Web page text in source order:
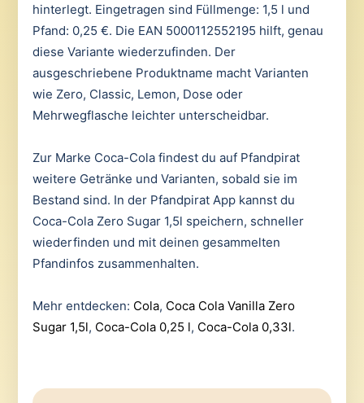
hinterlegt. Eingetragen sind Füllmenge: 1,5 l und
Pfand: 0,25 €. Die EAN 5000112552195 hilft, genau
diese Variante wiederzufinden. Der
ausgeschriebene Produktname macht Varianten
wie Zero, Classic, Lemon, Dose oder
Mehrwegflasche leichter unterscheidbar.
Zur Marke Coca-Cola findest du auf Pfandpirat
weitere Getränke und Varianten, sobald sie im
Bestand sind. In der Pfandpirat App kannst du
Coca-Cola Zero Sugar 1,5l speichern, schneller
wiederfinden und mit deinen gesammelten
Pfandinfos zusammenhalten.
Mehr entdecken: Cola, Coca Cola Vanilla Zero
Sugar 1,5l, Coca-Cola 0,25 l, Coca-Cola 0,33l.